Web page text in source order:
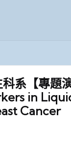
系【專題
in
Cancer